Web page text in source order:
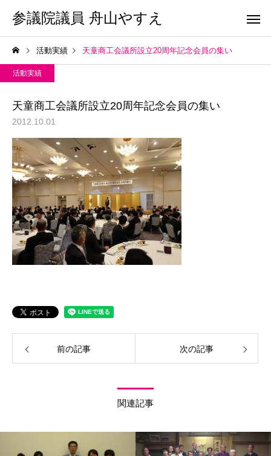
参議院議員 舟山やすえ
活動実績 天童商工会議所設立20周年記念会員の集い
活動実績
天童商工会議所設立20周年記念会員の集い
2012.10.01
前の記事 次の記事
関連記事